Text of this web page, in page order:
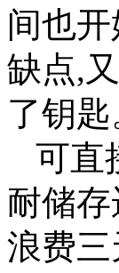
间也
缺点,
了钥
可直
耐储
浪费